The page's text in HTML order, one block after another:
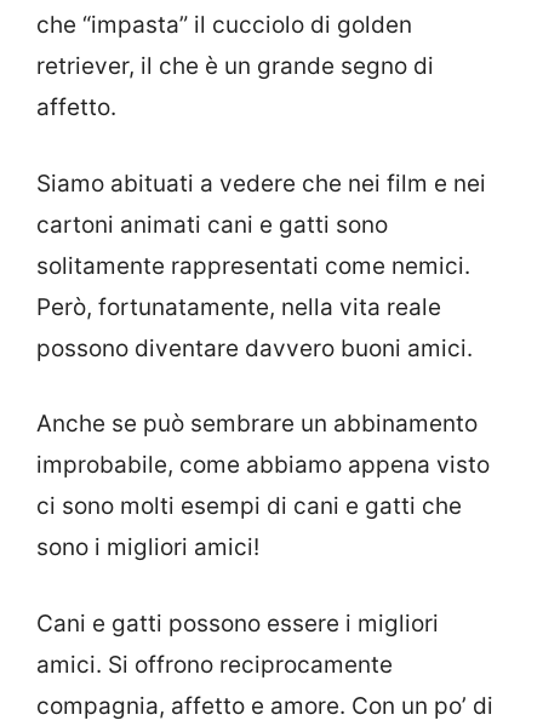
che “impasta” il cucciolo di golden
retriever, il che è un grande segno di
affetto.
Siamo abituati a vedere che nei film e nei
cartoni animati cani e gatti sono
solitamente rappresentati come nemici.
Però, fortunatamente, nella vita reale
possono diventare davvero buoni amici.
Anche se può sembrare un abbinamento
improbabile, come abbiamo appena visto
ci sono molti esempi di cani e gatti che
sono i migliori amici!
Cani e gatti possono essere i migliori
amici. Si offrono reciprocamente
compagnia, affetto e amore. Con un po’ di